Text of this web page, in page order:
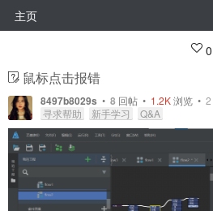
主页
0
鼠标点击报错
8497b8029s • 8 回帖 • 1.2K浏览 • 2
寻求帮助
新手学习 Q&A